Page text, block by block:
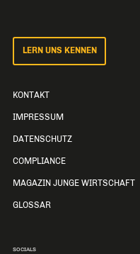
LERN UNS KENNEN
KONTAKT
IMPRESSUM
DATENSCHUTZ
COMPLIANCE
MAGAZIN JUNGE WIRTSCHAFT
GLOSSAR
SOCIALS